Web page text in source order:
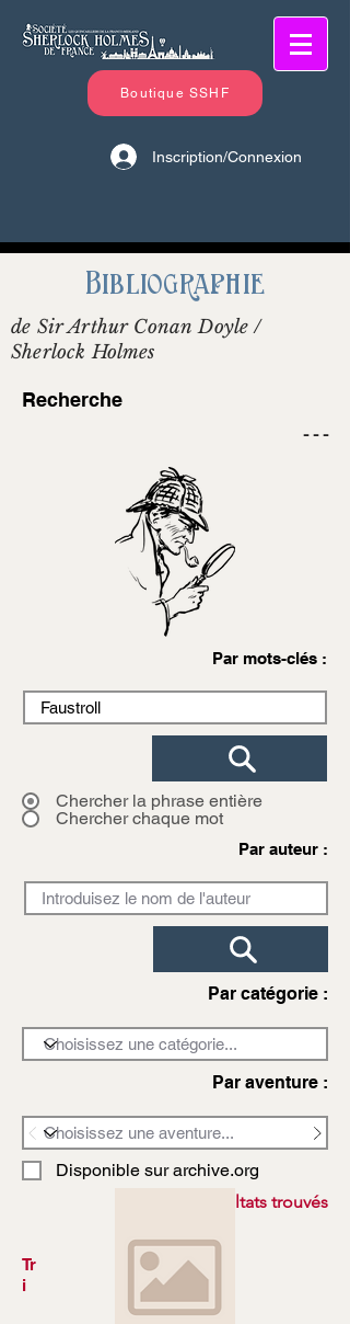
Boutique SSHF
Inscription/Connexion
Bibliographie
de Sir Arthur Conan Doyle /
Sherlock Holmes
Recherche
- - -
Par mots-clés :
Chercher la phrase entière
Chercher chaque mot
Par auteur :
Par catégorie :
Par aventure :
Disponible sur archive.org
3972 résultats trouvés
Tr
i